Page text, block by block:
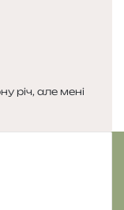
річ, але мені